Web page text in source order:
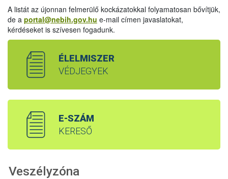
A listát az újonnan felmerülő kockázatokkal folyamatosan bővítjük,
de a portal@nebih.gov.hu e-mail címen javaslatokat,
kérdéseket is szívesen fogadunk.
ÉLELMISZER
VÉDJEGYEK
E-SZÁM
KERESŐ
Veszélyzóna